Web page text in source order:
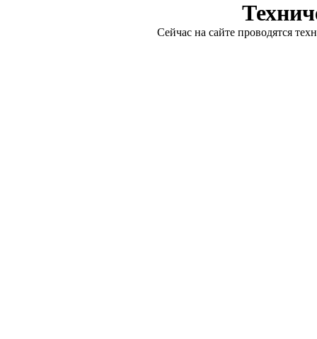
Сейчас на сайте проводятся